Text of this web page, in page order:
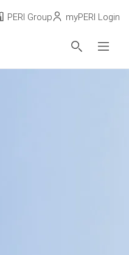
PERI Group myPERI Login